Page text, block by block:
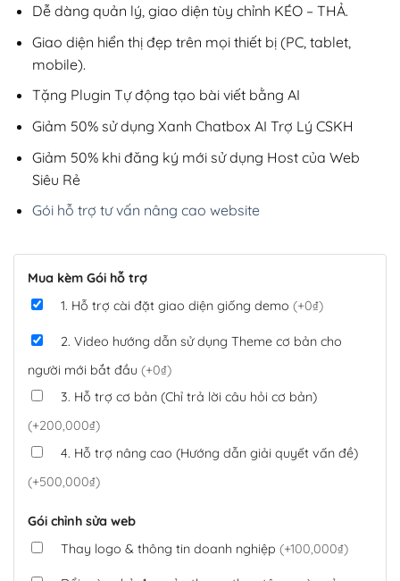
Dễ dàng quản lý, giao diện tùy chỉnh KÉO – THẢ.
Giao diện hiển thị đẹp trên mọi thiết bị (PC, tablet,
mobile).
Tặng Plugin Tự động tạo bài viết bằng AI
Giảm 50% sử dụng Xanh Chatbox AI Trợ Lý CSKH
Giảm 50% khi đăng ký mới sử dụng Host của Web
Siêu Rẻ
Gói hỗ trợ tư vấn nâng cao website
Mua kèm Gói hỗ trợ
1. Hỗ trợ cài đặt giao diện giống demo (+0₫)
2. Video hướng dẫn sử dụng Theme cơ bản cho
người mới bắt đầu (+0₫)
3. Hỗ trợ cơ bản (Chỉ trả lời câu hỏi cơ bản)
(+200,000₫)
4. Hỗ trợ nâng cao (Hướng dẫn giải quyết vấn đề)
(+500,000₫)
Gói chỉnh sửa web
Thay logo & thông tin doanh nghiệp (+100,000₫)